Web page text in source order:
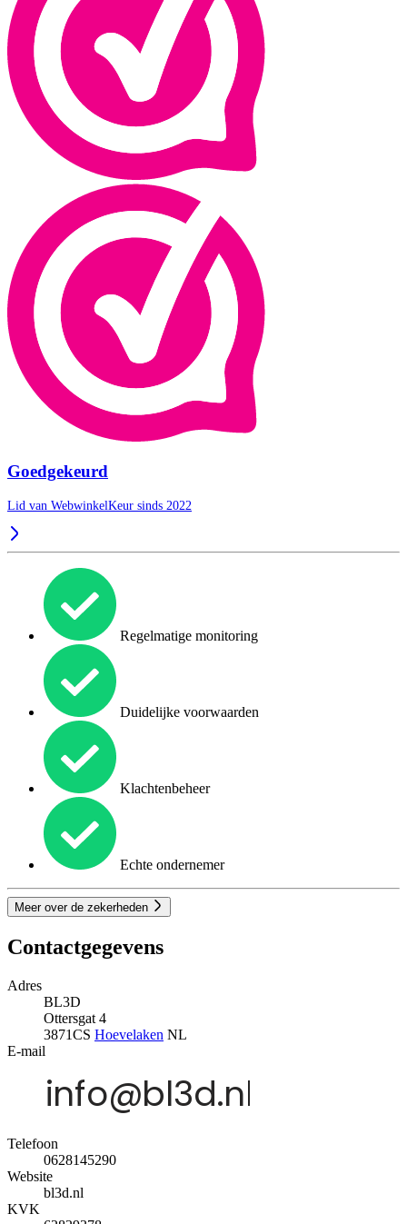
Goedgekeurd
Lid van WebwinkelKeur sinds 2022
Regelmatige monitoring
Duidelijke voorwaarden
Klachtenbeheer
Echte ondernemer
Meer over de zekerheden
Contactgegevens
Adres
BL3D
Ottersgat 4
3871CS Hoevelaken NL
E-mail
Telefoon
0628145290
Website
bl3d.nl
KVK